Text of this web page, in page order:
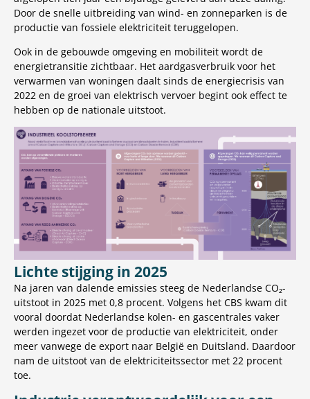
Door de snelle uitbreiding van wind- en zonneparken is de
productie van fossiele elektriciteit teruggelopen.
Ook in de gebouwde omgeving en mobiliteit wordt de
energietransitie zichtbaar. Het aardgasverbruik voor het
verwarmen van woningen daalt sinds de energiecrisis van
2022 en de groei van elektrisch vervoer begint ook effect te
hebben op de nationale uitstoot.
Lichte stijging in 2025
Na jaren van dalende emissies steeg de Nederlandse CO₂-
uitstoot in 2025 met 0,8 procent. Volgens het CBS kwam dit
vooral doordat Nederlandse kolen- en gascentrales vaker
werden ingezet voor de productie van elektriciteit, onder
meer vanwege de export naar België en Duitsland. Daardoor
nam de uitstoot van de elektriciteitssector met 22 procent
toe.